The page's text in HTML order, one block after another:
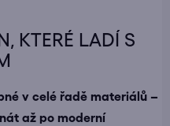
KTERÉ LADÍ S
v celé řadě materiálů –
až po moderní